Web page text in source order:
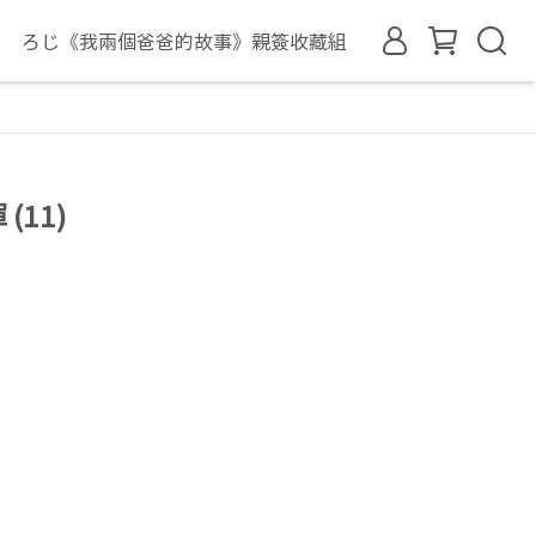
ろじ《我兩個爸爸的故事》親簽收藏組
(11)